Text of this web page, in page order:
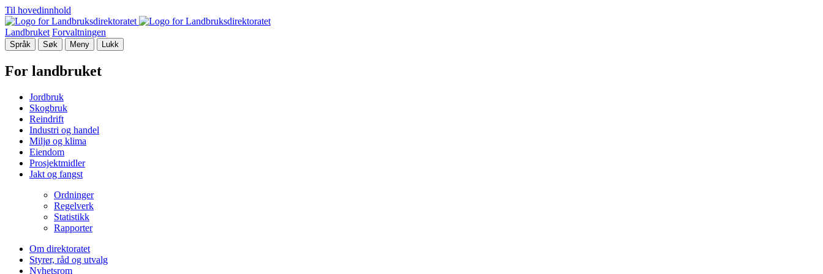
Til hovedinnhold
Landbruket Forvaltningen
Språk Søk Meny Lukk
For landbruket
Jordbruk
Skogbruk
Reindrift
Industri og handel
Miljø og klima
Eiendom
Prosjektmidler
Jakt og fangst
Ordninger
Regelverk
Statistikk
Rapporter
Om direktoratet
Styrer, råd og utvalg
Nyhetsrom